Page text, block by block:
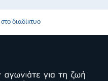
στο διαδίκτυο